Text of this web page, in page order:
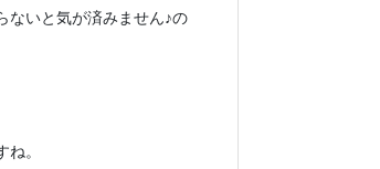
ないと気が済みません♪の
。